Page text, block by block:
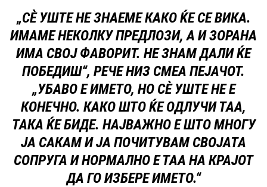
„СÈ УШТЕ НЕ ЗНАЕМЕ КАКО ЌЕ СЕ ВИКА.
ИМАМЕ НЕКОЛКУ ПРЕДЛОЗИ, А И ЗОРАНА
ИМА СВОЈ ФАВОРИТ. НЕ ЗНАМ ДАЛИ ЌЕ
ПОБЕДИШ“, РЕЧЕ НИЗ СМЕА ПЕЈАЧОТ.
„УБАВО Е ИМЕТО, НО СÈ УШТЕ НЕ Е
КОНЕЧНО. КАКО ШТО ЌЕ ОДЛУЧИ ТАА,
ТАКА ЌЕ БИДЕ. НАЈВАЖНО Е ШТО МНОГУ
ЈА САКАМ И ЈА ПОЧИТУВАМ СВОЈАТА
СОПРУГА И НОРМАЛНО Е ТАА НА КРАЈОТ
ДА ГО ИЗБЕРЕ ИМЕТО.“